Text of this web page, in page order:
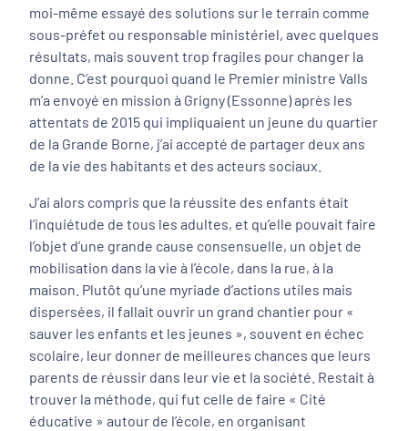
moi-même essayé des solutions sur le terrain comme
sous-préfet ou responsable ministériel, avec quelques
résultats, mais souvent trop fragiles pour changer la
donne. C’est pourquoi quand le Premier ministre Valls
m’a envoyé en mission à Grigny (Essonne) après les
attentats de 2015 qui impliquaient un jeune du quartier
de la Grande Borne, j’ai accepté de partager deux ans
de la vie des habitants et des acteurs sociaux.
J’ai alors compris que la réussite des enfants était
l’inquiétude de tous les adultes, et qu’elle pouvait faire
l’objet d’une grande cause consensuelle, un objet de
mobilisation dans la vie à l’école, dans la rue, à la
maison. Plutôt qu’une myriade d’actions utiles mais
dispersées, il fallait ouvrir un grand chantier pour «
sauver les enfants et les jeunes », souvent en échec
scolaire, leur donner de meilleures chances que leurs
parents de réussir dans leur vie et la société. Restait à
trouver la méthode, qui fut celle de faire « Cité
éducative » autour de l’école, en organisant